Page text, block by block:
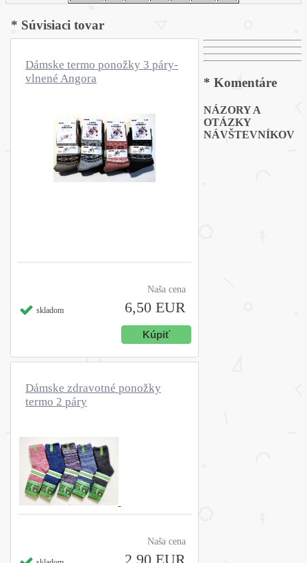
* Súvisiaci tovar
Dámske termo ponožky 3 páry-
vlnené Angora
Naša cena
6,50 EUR
skladom
Dámske zdravotné ponožky
termo 2 páry
Naša cena
2,90 EUR
* Komentáre
NÁZORY A
OTÁZKY
NÁVŠTEVNÍKOV